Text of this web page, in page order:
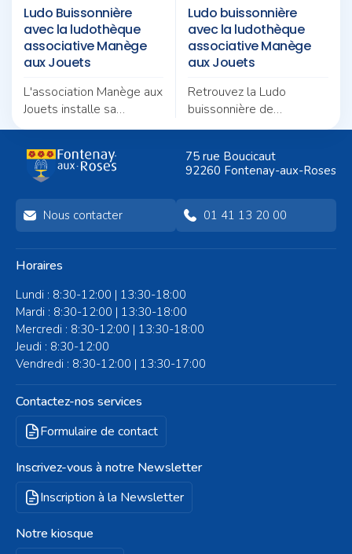
Ludo Buissonnière
avec la ludothèque
associative Manège
aux Jouets
L'association Manège aux
Jouets installe sa
Ludobusinière au square
après-midi placé sous le
signe du jeu et de la
convivialité.
Ludo buissonnière
avec la ludothèque
associative Manège
aux Jouets
Retrouvez la Ludo
buissonnière de
l'association Manège aux
Augustin-Pajou pour un
nouvel après-midi
d'animations en plein air.
75 rue Boucicaut
92260 Fontenay-aux-Roses
Nous contacter 01 41 13 20 00
Horaires
Lundi : 8:30-12:00 | 13:30-18:00
Mardi : 8:30-12:00 | 13:30-18:00
Mercredi : 8:30-12:00 | 13:30-18:00
Jeudi : 8:30-12:00
Vendredi : 8:30-12:00 | 13:30-17:00
Contactez-nos services
Formulaire de contact
Inscrivez-vous à notre Newsletter
Inscription à la Newsletter
Notre kiosque